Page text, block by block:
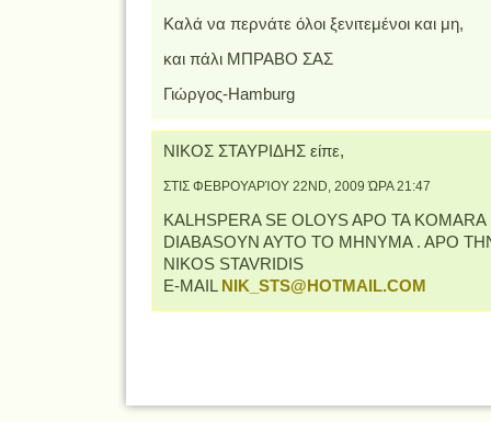
Καλά να περνάτε όλοι ξενιτεμένοι και μη,
και πάλι ΜΠΡΑΒΟ ΣΑΣ
Γιώργος-Hamburg
ΝΙΚΟΣ ΣΤΑΥΡΙΔΗΣ είπε,
ΣΤΙΣ ΦΕΒΡΟΥΑΡΊΟΥ 22ND, 2009 ΏΡΑ 21:47
KALHSPERA SE OLOYS APO TA KOMARA
DIABASOYN AYTO TO MHNYMA . APO
NIKOS STAVRIDIS
E-MAIL NIK_STS@HOTMAIL.COM